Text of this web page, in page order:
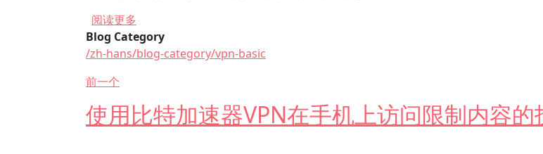
阅读更多
Blog Category
/zh-hans/blog-category/vpn-basic
前一个
使用比特加速器VPN在手机上访问限制内容的